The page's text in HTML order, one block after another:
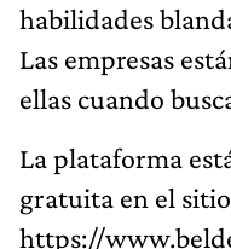
habilidades
Las empresas
ellas cuando
La plataforma
gratuita en el
https://